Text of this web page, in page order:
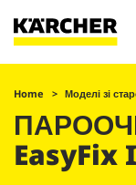
Кошик
Home Моделі зі
EasyFix